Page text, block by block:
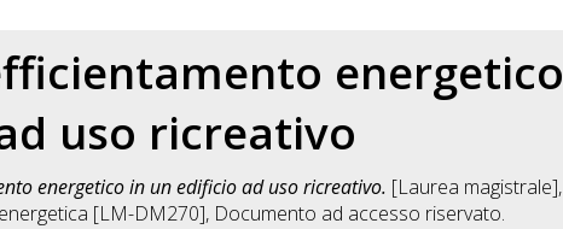
energetico
uso ricreativo
energetico in un edificio ad uso ricreativo. [Laurea magistrale],
[LM-DM270], Documento ad accesso riservato.